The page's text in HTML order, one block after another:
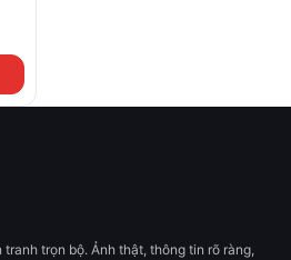
trọn bộ. Ảnh thật, thông tin rõ ràng,